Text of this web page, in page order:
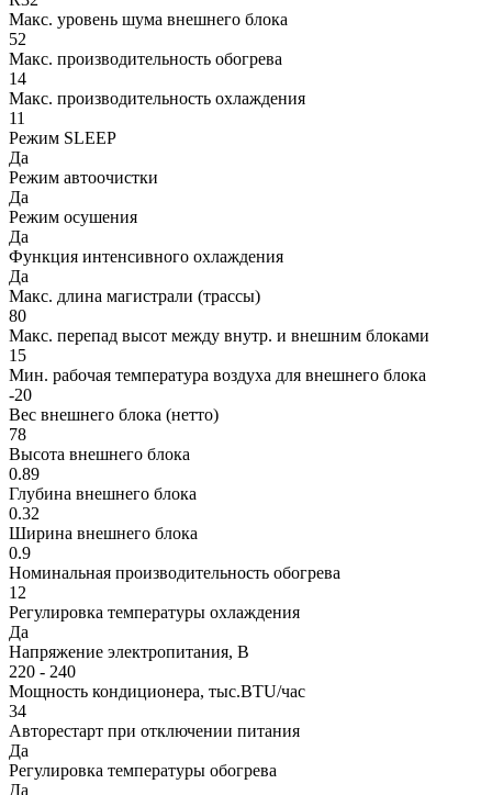
Макс. уровень шума внешнего блока
52
Макс. производительность обогрева
14
Макс. производительность охлаждения
11
Режим SLEEP
Да
Режим автоочистки
Да
Режим осушения
Да
Функция интенсивного охлаждения
Да
Макс. длина магистрали (трассы)
80
Макс. перепад высот между внутр. и внешним блоками
15
Мин. рабочая температура воздуха для внешнего блока
-20
Вес внешнего блока (нетто)
78
Высота внешнего блока
0.89
Глубина внешнего блока
0.32
Ширина внешнего блока
0.9
Номинальная производительность обогрева
12
Регулировка температуры охлаждения
Да
Напряжение электропитания, В
220 - 240
Мощность кондиционера, тыс.BTU/час
34
Авторестарт при отключении питания
Да
Регулировка температуры обогрева
Да